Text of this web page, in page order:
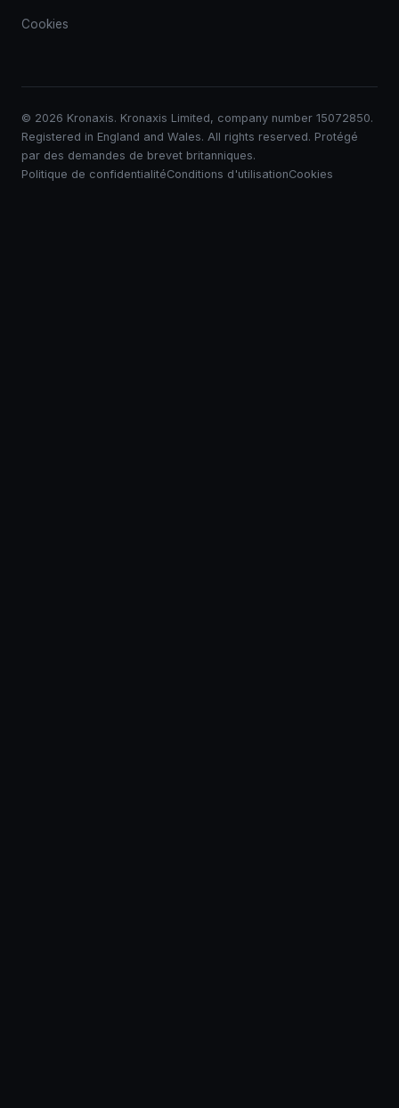
Cookies
© 2026 Kronaxis. Kronaxis Limited, company number 15072850.
Registered in England and Wales. All rights reserved. Protégé
par des demandes de brevet britanniques.
Politique de confidentialitéConditions d'utilisationCookies